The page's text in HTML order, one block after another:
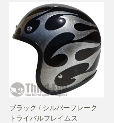
ブラック / シルバーフレーク
トライバルフレイムス